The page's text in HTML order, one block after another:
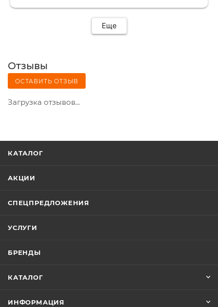
Еще
Отзывы
ОСТАВИТЬ ОТЗЫВ
Загрузка отзывов...
КАТАЛОГ
АКЦИИ
СПЕЦПРЕДЛОЖЕНИЯ
УСЛУГИ
БРЕНДЫ
КАТАЛОГ
ИНФОРМАЦИЯ